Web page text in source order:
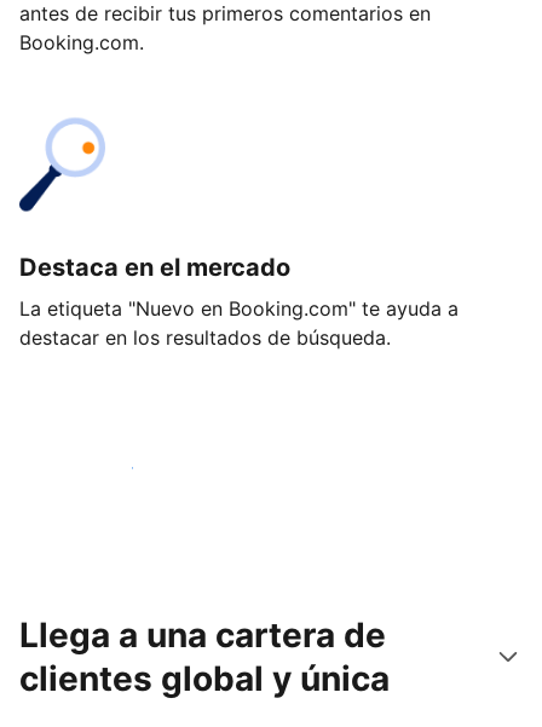
antes de recibir tus primeros comentarios en
Booking.com.
Destaca en el mercado
La etiqueta "Nuevo en Booking.com" te ayuda a
destacar en los resultados de búsqueda.
Empieza hoy mismo
Llega a una cartera de
clientes global y única